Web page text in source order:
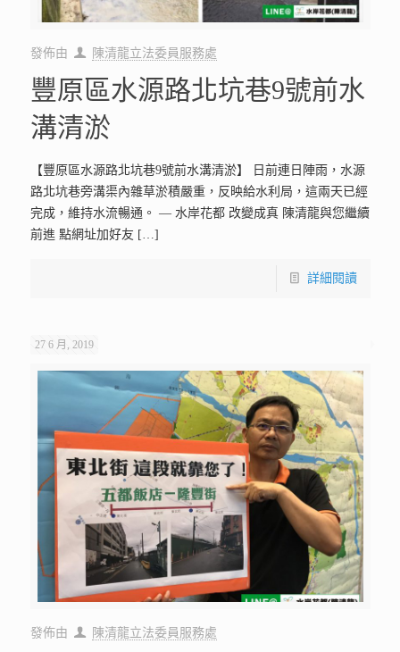
發佈由 陳清龍立法委員服務處
豐原區水源路北坑巷9號前水
溝清淤
【豐原區水源路北坑巷9號前水溝清淤】 日前連日陣雨，水源
路北坑巷旁溝渠內雜草淤積嚴重，反映給水利局，這兩天已經
完成，維持水流暢通。 — 水岸花都 改變成真 陳清龍與您繼續
前進 點網址加好友 […]
詳細閱讀
27 6 月, 2019
發佈由 陳清龍立法委員服務處